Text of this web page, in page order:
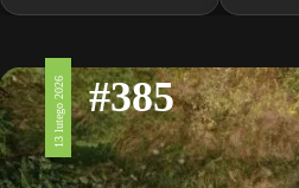
13 lutego 2026 #385